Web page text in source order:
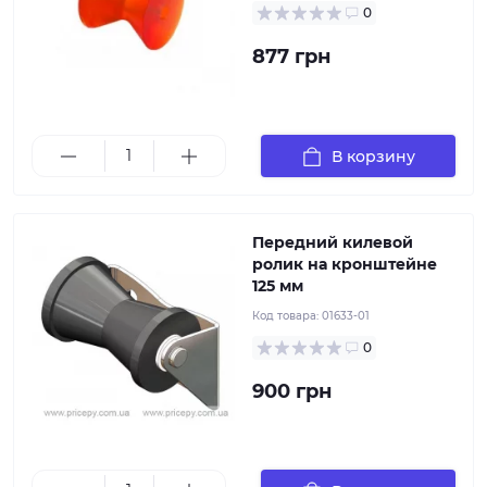
0
877 грн
В корзину
Передний килевой ролик на
прицепа
Передний килевой
ролик на кронштейне
125 мм
Код товара: 01633-01
0
900 грн
Передний килевой ролик на кронштейне RIB